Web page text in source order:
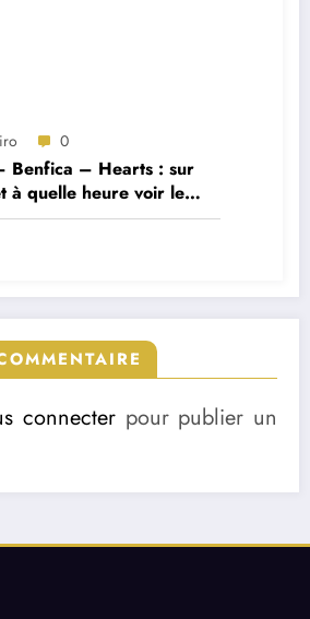
0
Benfica – Hearts : sur
à quelle heure voir le
connecter pour publier un